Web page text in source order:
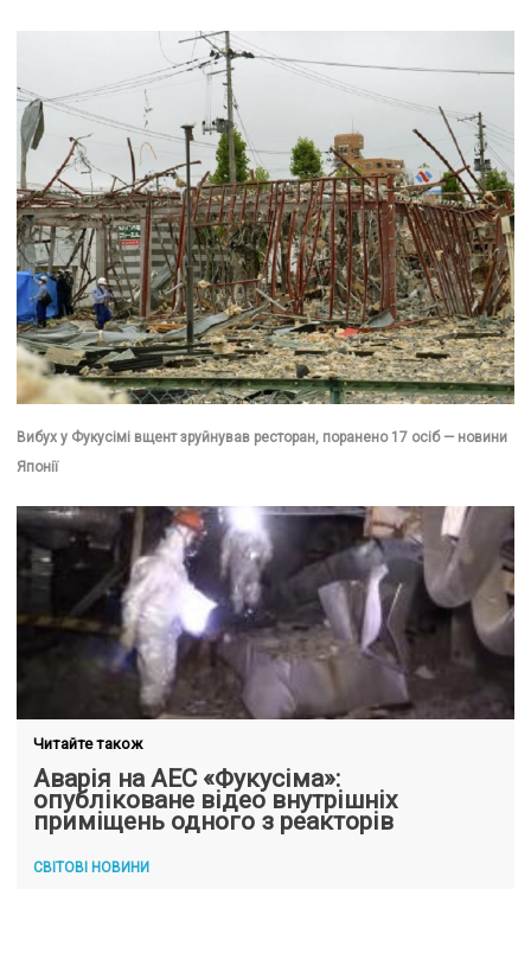
Вибух у Фукусімі вщент зруйнував ресторан, поранено 17 осіб — новини
Японії
Читайте також
Аварія на АЕС «Фукусіма»:
опубліковане відео внутрішніх
приміщень одного з реакторів
СВІТОВІ НОВИНИ